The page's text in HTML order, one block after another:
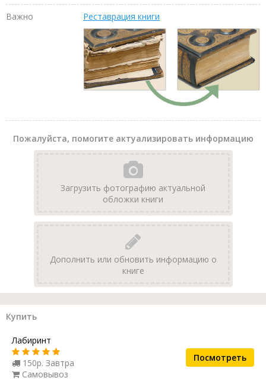
Важно Реставрация книги
Пожалуйста, помогите актуализировать информацию
Загрузить фотографию актуальной
обложки книги
Дополнить или обновить информацию о
книге
Купить
Лабиринт
150р. Завтра
Самовывоз
Посмотреть